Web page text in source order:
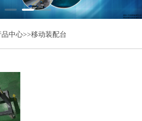
品中心>>移动装配台